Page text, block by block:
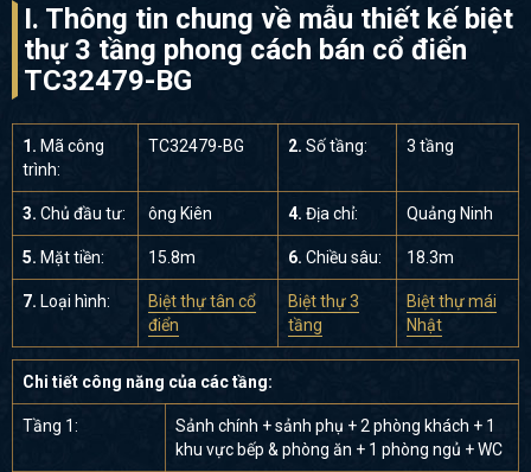
I. Thông tin chung về mẫu thiết kế biệt
thự 3 tầng phong cách bán cổ điển
TC32479-BG
1. Mã công
trình:
TC32479-BG 2. Số tầng: 3 tầng
3. Chủ đầu tư: ông Kiên 4. Địa chỉ: Quảng Ninh
5. Mặt tiền: 15.8m 6. Chiều sâu: 18.3m
7. Loại hình:
Biệt thự tân cổ
điển
Biệt thự 3
tầng
Biệt thự mái
Nhật
Chi tiết công năng của các tầng:
Tầng 1:
Sảnh chính + sảnh phụ + 2 phòng khách + 1
khu vực bếp & phòng ăn + 1 phòng ngủ + WC